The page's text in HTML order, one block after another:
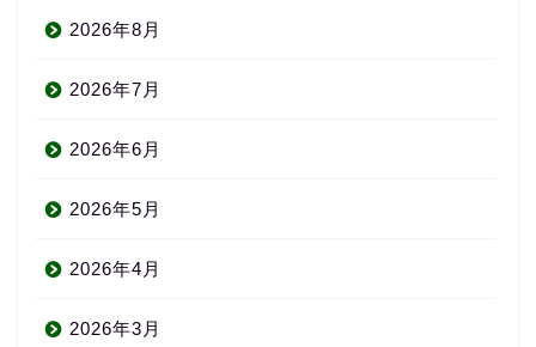
2026年8月
2026年7月
2026年6月
2026年5月
2026年4月
2026年3月